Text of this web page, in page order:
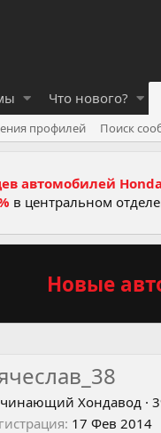
Что нового?
профилей Поиск
автомобилей
в центральном
Новые
Хондавод ·
17 Фев 2014